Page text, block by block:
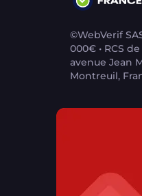
©WebVerif
000€ • RCS
avenue Jean
Montreuil,